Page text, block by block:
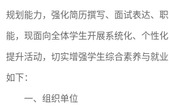
规划能力，强化简历撰写、面试表达、
能，现面向全体学生开展系统化、个性
提升活动，切实增强学生综合素养与就
如下：
一、组织单位